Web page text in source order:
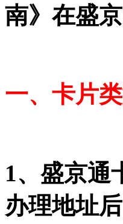
南》在盛
一、卡片
1、盛京通
办理地址